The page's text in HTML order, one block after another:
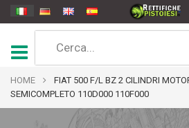
HOME
FIAT 500 F/L BZ 2 CILINDRI
SEMICOMPLETO 110D000 110F000